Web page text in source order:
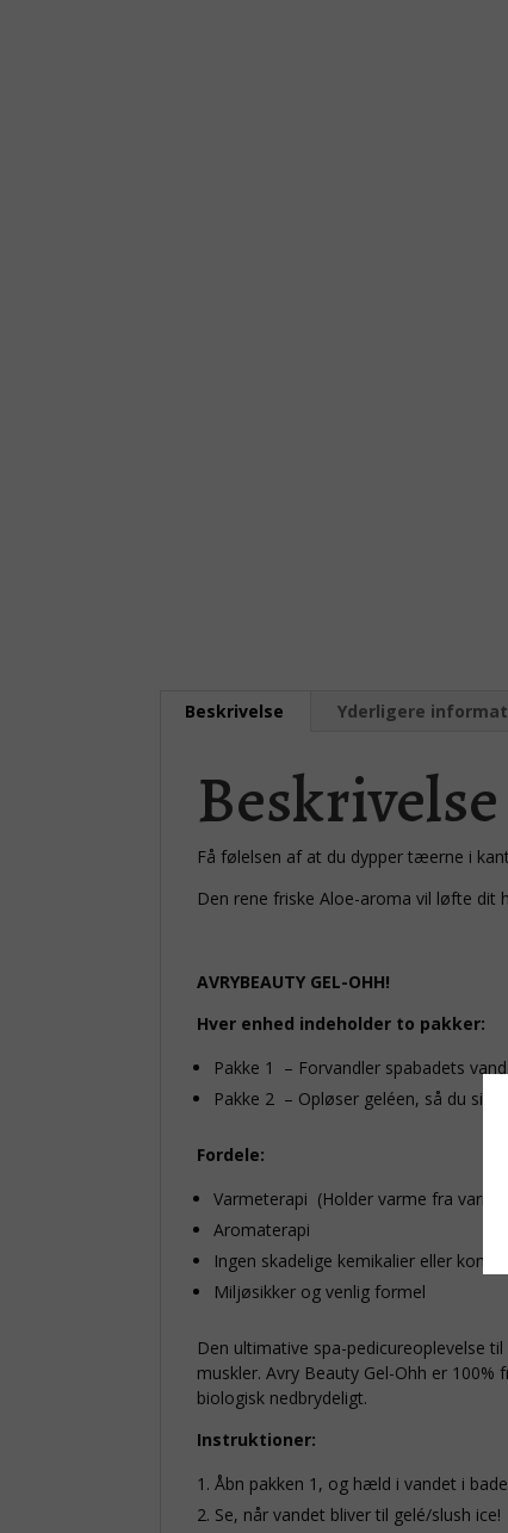
Beskrivelse Yderligere
Beskrivelse
Få følelsen af at du dypper tæerne i
Den rene friske Aloe-aroma vil løfte dit
AVRYBEAUTY GEL-OHH!
Hver enhed indeholder to pakker:
Pakke 1 – Forvandler spabadets
Pakke 2 – Opløser geléen, så du
Fordele:
Varmeterapi (Holder varme fra varmt
Aromaterapi
Ingen skadelige kemikalier eller
Miljøsikker og venlig formel
Den ultimative spa-pedicureoplevelse
muskler. Avry Beauty Gel-Ohh er
biologisk nedbrydeligt.
Instruktioner:
Åbn pakken 1, og hæld i vandet i
Se, når vandet bliver til gelé/slush ice!